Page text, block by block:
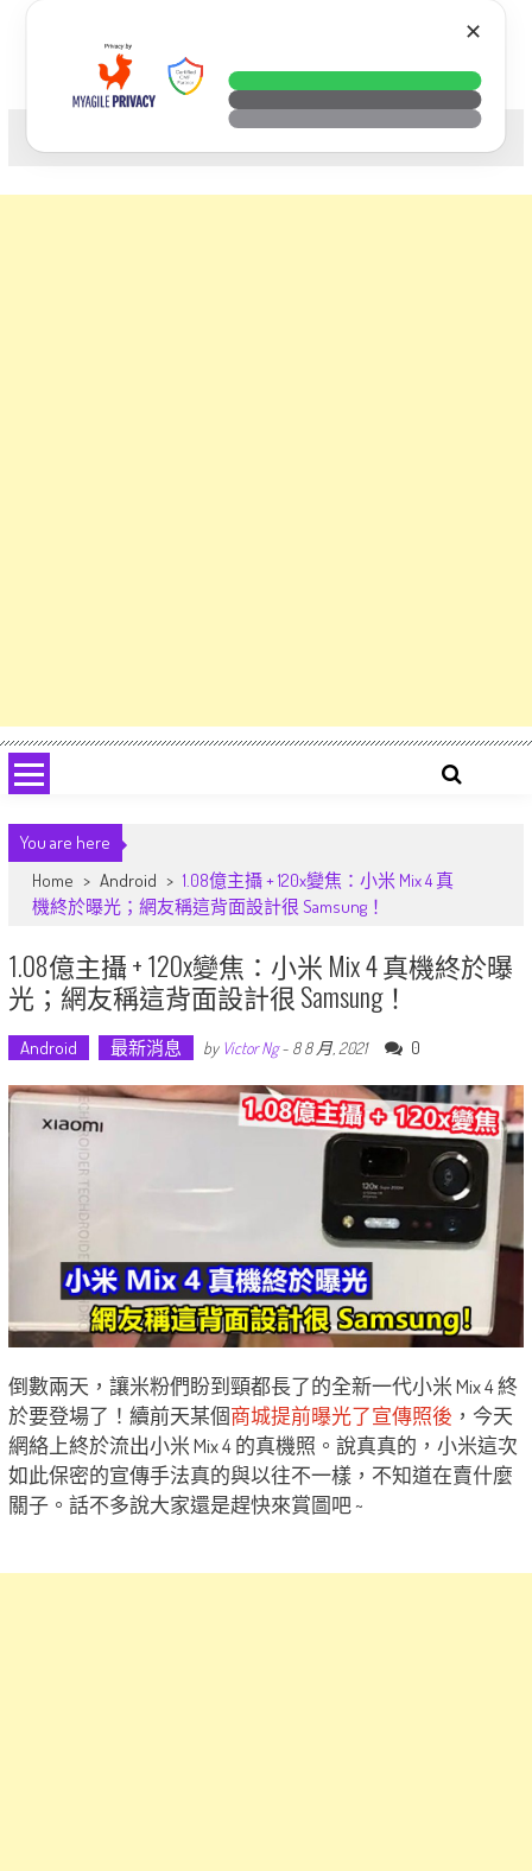
科技. 生活. 攝影.
You are here
Home > Android > 1.08億主攝 + 120x變焦：小米 Mix 4 真
機終於曝光；網友稱這背面設計很 Samsung！
1.08億主攝 + 120x變焦：小米 Mix 4 真機終於曝
光；網友稱這背面設計很 Samsung！
Android 最新消息 by Victor Ng- 8 8 月, 2021 0
倒數兩天，讓米粉們盼到頸都長了的全新一代小米 Mix 4 終
於要登場了！續前天某個商城提前曝光了宣傳照後 ，今天
網絡上終於流出小米 Mix 4 的真機照。說真真的，小米這次
如此保密的宣傳手法真的與以往不一樣，不知道在賣什麼
關子。話不多說大家還是趕快來賞圖吧 ~
✕